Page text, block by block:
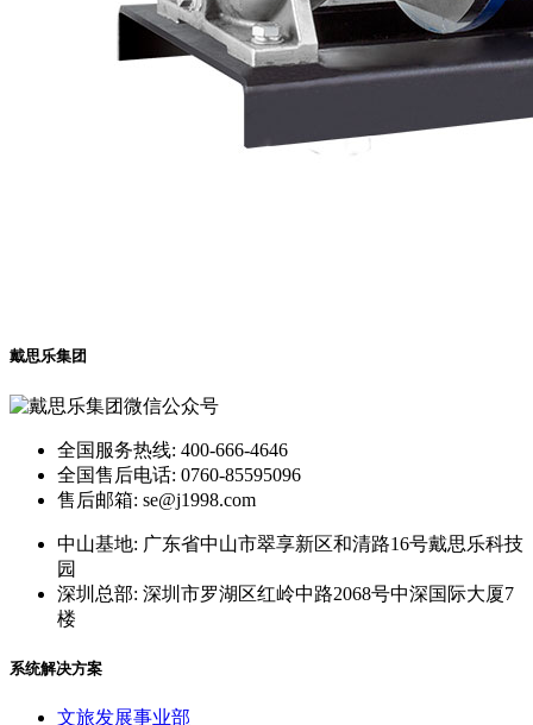
戴思乐集团
全国服务热线: 400-666-4646
全国售后电话: 0760-85595096
售后邮箱: se@j1998.com
中山基地: 广东省中山市翠享新区和清路16号戴思乐科技
园
深圳总部: 深圳市罗湖区红岭中路2068号中深国际大厦7
楼
系统解决方案
文旅发展事业部